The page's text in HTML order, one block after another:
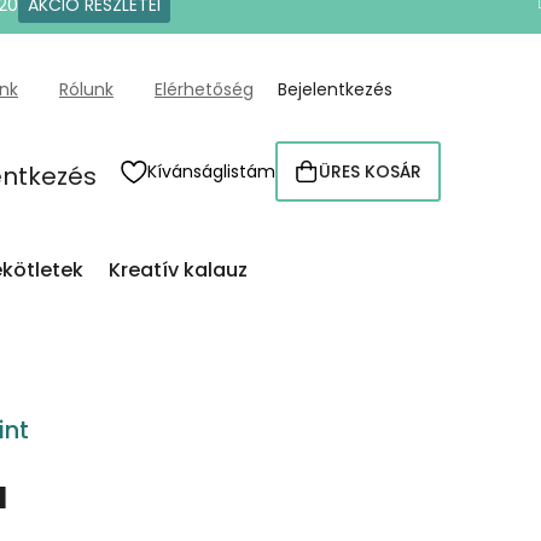
AKCIÓ RÉSZLETEI
Rólunk Elérhetőség Bejelentkezés
Kívánságlistám KOSÁR
ÜRES KOSÁR
Kreatív kalauz